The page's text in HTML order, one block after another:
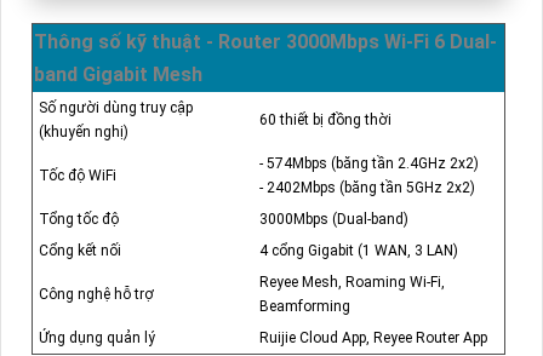
Thông số kỹ thuật - Router 3000Mbps Wi-Fi 6 Dual-
band Gigabit Mesh
Số người dùng truy cập
(khuyến nghị)
60 thiết bị đồng thời
Tốc độ WiFi
- 574Mbps (băng tần 2.4GHz 2x2)
- 2402Mbps (băng tần 5GHz 2x2)
Tổng tốc độ
3000Mbps (Dual-band)
Cổng kết nối
4 cổng Gigabit (1 WAN, 3 LAN)
Công nghệ hỗ trợ
Reyee Mesh, Roaming Wi-Fi,
Beamforming
Ứng dụng quản lý
Ruijie Cloud App, Reyee Router App